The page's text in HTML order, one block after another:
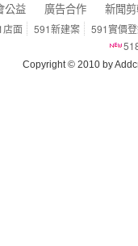
公益 廣告合作 新聞
店面 591新建案
591實價
Copyright © 2010 by